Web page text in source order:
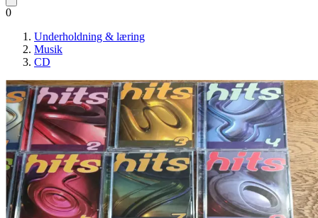
0
Underholdning & læring
Musik
CD